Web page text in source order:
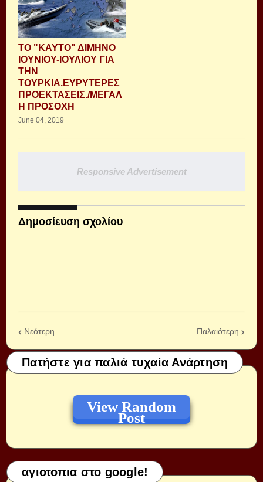
ΤΟ "ΚΑΥΤΟ" ΔΙΜΗΝΟ
ΙΟΥΝΙΟΥ-ΙΟΥΛΙΟΥ ΓΙΑ
ΤΗΝ
ΤΟΥΡΚΙΑ.ΕΥΡΥΤΕΡΕΣ
ΠΡOΕΚΤΑΣΕΙΣ./MEΓΑΛ
Η ΠΡΟΣΟΧΗ
June 04, 2019
Responsive Advertisement
Δημοσίευση σχολίου
Νεότερη Παλαιότερη
Πατήστε για παλιά τυχαία Ανάρτηση
View Random
Post
αγιοτοπια στο google!